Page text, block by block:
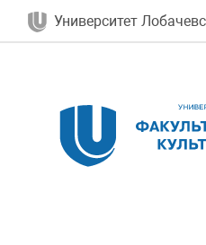
Университет